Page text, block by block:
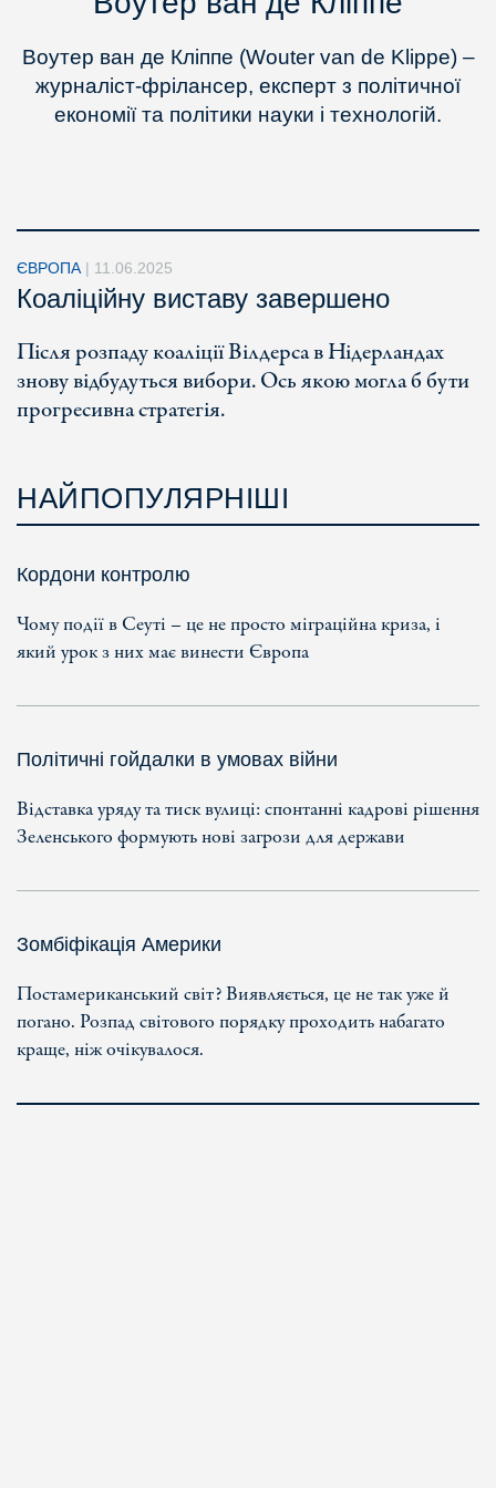
Воутер ван де Кліппе (Wouter van de Klippe) –
журналіст-фрілансер, експерт з політичної
економії та політики науки і технологій.
ЄВРОПА | 11.06.2025
Коаліційну виставу завершено
Після розпаду коаліції Вілдерса в Нідерландах
знову відбудуться вибори. Ось якою могла б бути
прогресивна стратегія.
НАЙПОПУЛЯРНІШІ
Кордони контролю
Чому події в Сеуті – це не просто міграційна криза, і
який урок з них має винести Європа
Політичні гойдалки в умовах війни
Відставка уряду та тиск вулиці: спонтанні кадрові рішення
Зеленського формують нові загрози для держави
Зомбіфікація Америки
Постамериканський світ? Виявляється, це не так уже й
погано. Розпад світового порядку проходить набагато
краще, ніж очікувалося.